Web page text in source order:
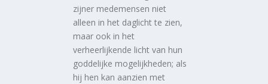
zijner medemensen niet
alleen in het daglicht te zien,
maar ook in het
verheerlijkende licht van hun
goddelijke mogelijkheden; als
hij hen kan aanzien met